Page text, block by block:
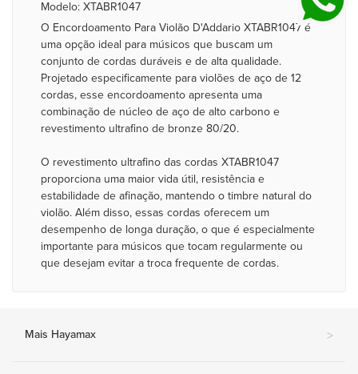
Modelo: XTABR1047
O Encordoamento Para Violão D'Addario XTABR1047 é
uma opção ideal para músicos que buscam um
conjunto de cordas duráveis e de alta qualidade.
Projetado especificamente para violões de aço de 12
cordas, esse encordoamento apresenta uma
combinação de núcleo de aço de alto carbono e
revestimento ultrafino de bronze 80/20.
O revestimento ultrafino das cordas XTABR1047
proporciona uma maior vida útil, resistência e
estabilidade de afinação, mantendo o timbre natural do
violão. Além disso, essas cordas oferecem um
desempenho de longa duração, o que é especialmente
importante para músicos que tocam regularmente ou
que desejam evitar a troca frequente de cordas.
Mais Hayamax >